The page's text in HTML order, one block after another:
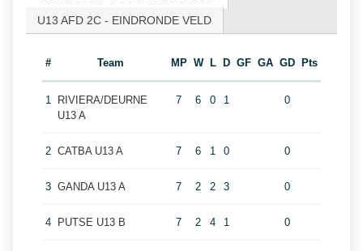
U13 AFD 2C - EINDRONDE VELD
# Team MP W L D GF GA GD Pts
1
RIVIERA/DEURNE
U13 A
7 6 0 1 0
2 CATBA U13 A 7 6 1 0 0
3 GANDA U13 A 7 2 2 3 0
4 PUTSE U13 B 7 2 4 1 0